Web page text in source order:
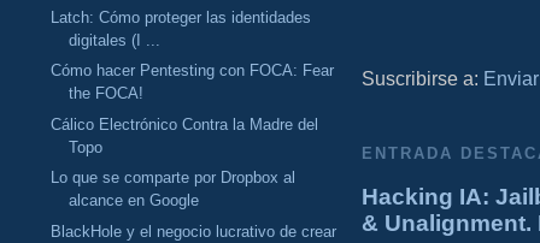
Latch: Cómo proteger las identidades
digitales (I ...
Cómo hacer Pentesting con FOCA: Fear
the FOCA!
Cálico Electrónico Contra la Madre del
Topo
Lo que se comparte por Dropbox al
alcance en Google
BlackHole y el negocio lucrativo de crear
Suscribirse a:
ENTRADA
Hacking IA:
&